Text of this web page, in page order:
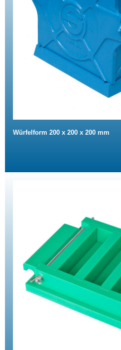
Würfelform 200 x 200 x 200 mm